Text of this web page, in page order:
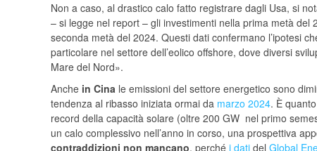
Non a caso, al drastico calo fatto registrare dagli Usa, si
– si legge nel report – gli investimenti nella prima metà
seconda metà del 2024. Questi dati confermano l’ipotesi
particolare nel settore dell’eolico offshore, dove diversi
Mare del Nord».
Anche in Cina le emissioni del settore energetico sono
tendenza al ribasso iniziata ormai da marzo 2024. È
record della capacità solare (oltre 200 GW nel primo
un calo complessivo nell’anno in corso, una prospettiva
contraddizioni non mancano, perché i dati del Global